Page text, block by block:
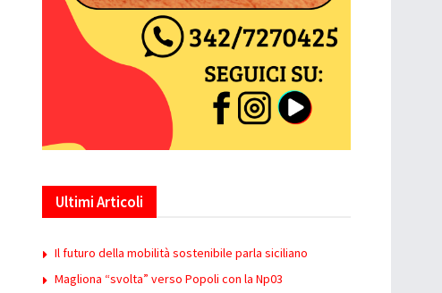
Ultimi Articoli
Il futuro della mobilità sostenibile parla siciliano
Magliona “svolta” verso Popoli con la Np03